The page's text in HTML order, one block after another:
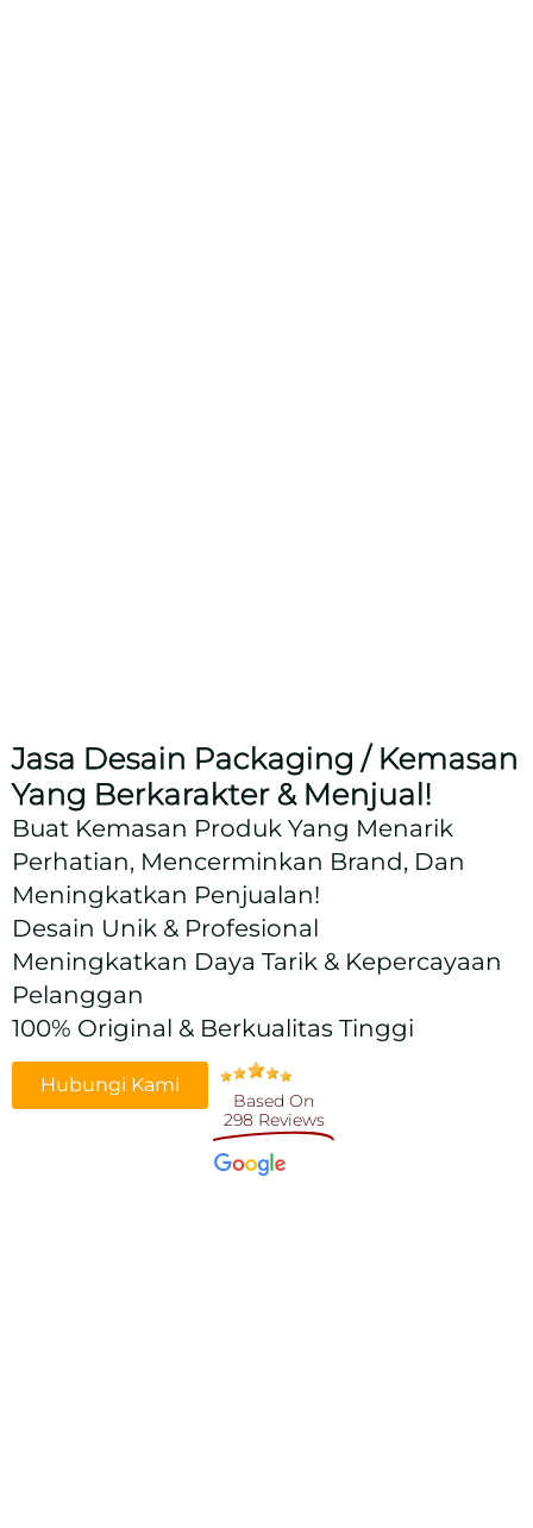
Jasa Desain Packaging / Kemasan
Yang Berkarakter & Menjual!
Buat Kemasan Produk Yang Menarik
Perhatian, Mencerminkan Brand, Dan
Meningkatkan Penjualan!
Desain Unik & Profesional
Meningkatkan Daya Tarik & Kepercayaan
Pelanggan
100% Original & Berkualitas Tinggi
Hubungi Kami
Based On
298 Reviews